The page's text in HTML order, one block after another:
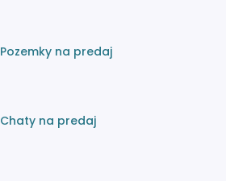
Pozemky na predaj
Chaty na predaj